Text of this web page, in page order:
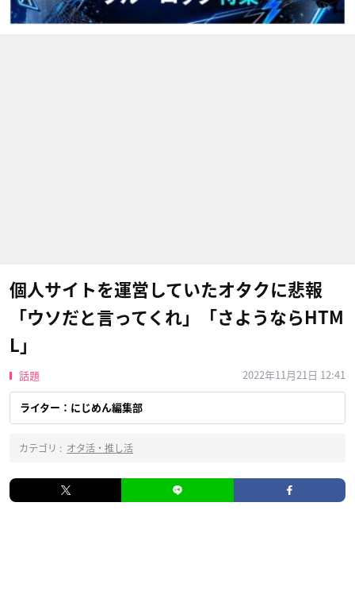
個人サイトを運営していたオタクに悲報
「ウソだと言ってくれ」「さようならHTM
L」
話題 2022年11月21日 12:41
ライター：にじめん編集部
カテゴリ : オタ活・推し活